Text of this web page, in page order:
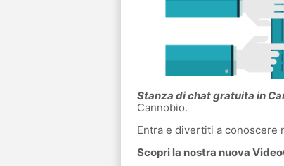
Stanza di chat gratuita in
Cannobio.
Entra e divertiti a conoscere
Scopri la nostra nuova